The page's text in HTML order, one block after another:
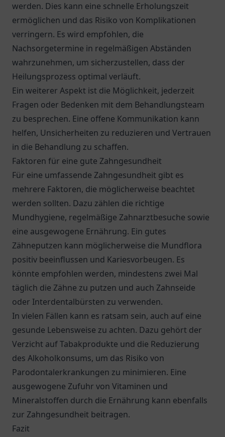
werden. Dies kann eine schnelle Erholungszeit
ermöglichen und das Risiko von Komplikationen
verringern. Es wird empfohlen, die
Nachsorgetermine in regelmäßigen Abständen
wahrzunehmen, um sicherzustellen, dass der
Heilungsprozess optimal verläuft.
Ein weiterer Aspekt ist die Möglichkeit, jederzeit
Fragen oder Bedenken mit dem Behandlungsteam
zu besprechen. Eine offene Kommunikation kann
helfen, Unsicherheiten zu reduzieren und Vertrauen
in die Behandlung zu schaffen.
Faktoren für eine gute Zahngesundheit
Für eine umfassende Zahngesundheit gibt es
mehrere Faktoren, die möglicherweise beachtet
werden sollten. Dazu zählen die richtige
Mundhygiene, regelmäßige Zahnarztbesuche sowie
eine ausgewogene Ernährung. Ein gutes
Zähneputzen kann möglicherweise die Mundflora
positiv beeinflussen und Kariesvorbeugen. Es
könnte empfohlen werden, mindestens zwei Mal
täglich die Zähne zu putzen und auch Zahnseide
oder Interdentalbürsten zu verwenden.
In vielen Fällen kann es ratsam sein, auch auf eine
gesunde Lebensweise zu achten. Dazu gehört der
Verzicht auf Tabakprodukte und die Reduzierung
des Alkoholkonsums, um das Risiko von
Parodontalerkrankungen zu minimieren. Eine
ausgewogene Zufuhr von Vitaminen und
Mineralstoffen durch die Ernährung kann ebenfalls
zur Zahngesundheit beitragen.
Fazit